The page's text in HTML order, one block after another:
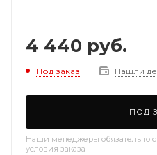
4 440 руб.
Под заказ Нашли
ПОД
Наши менеджеры обязательно
условия заказа